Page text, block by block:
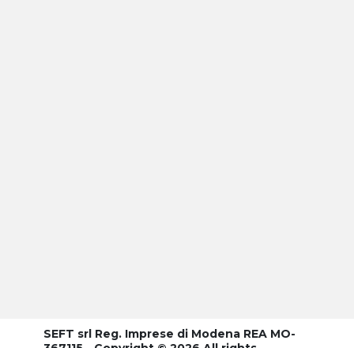
SEFT srl Reg. Imprese di Modena REA MO-